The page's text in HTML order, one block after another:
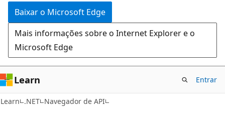
página
Baixar o Microsoft Edge
Mais informações sobre o Internet Explorer e o
Microsoft Edge
Learn Entrar
Learn .NET Navegador de API